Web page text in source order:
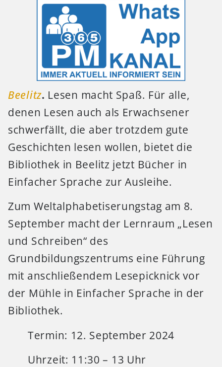
Beelitz. Lesen macht Spaß. Für alle,
denen Lesen auch als Erwachsener
schwerfällt, die aber trotzdem gute
Geschichten lesen wollen, bietet die
Bibliothek in Beelitz jetzt Bücher in
Einfacher Sprache zur Ausleihe.
Zum Weltalphabetiserungstag am 8.
September macht der Lernraum „Lesen
und Schreiben“ des
Grundbildungszentrums eine Führung
mit anschließendem Lesepicknick vor
der Mühle in Einfacher Sprache in der
Bibliothek.
Termin: 12. September 2024
Uhrzeit: 11:30 – 13 Uhr